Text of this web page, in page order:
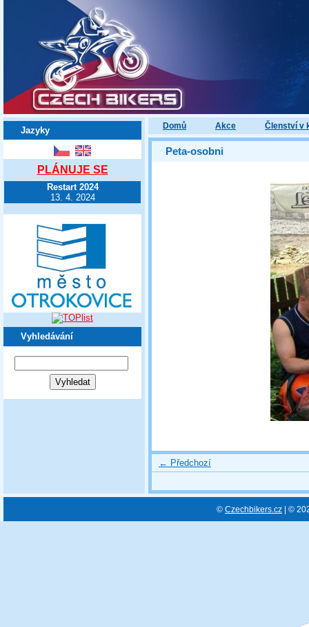
Domů Akce Členství v
Jazyky
PLÁNUJE SE
Restart 2024
13. 4. 2024
Vyhledávání
Peta-osobni
← Předchozí
© Czechbikers.cz | ©